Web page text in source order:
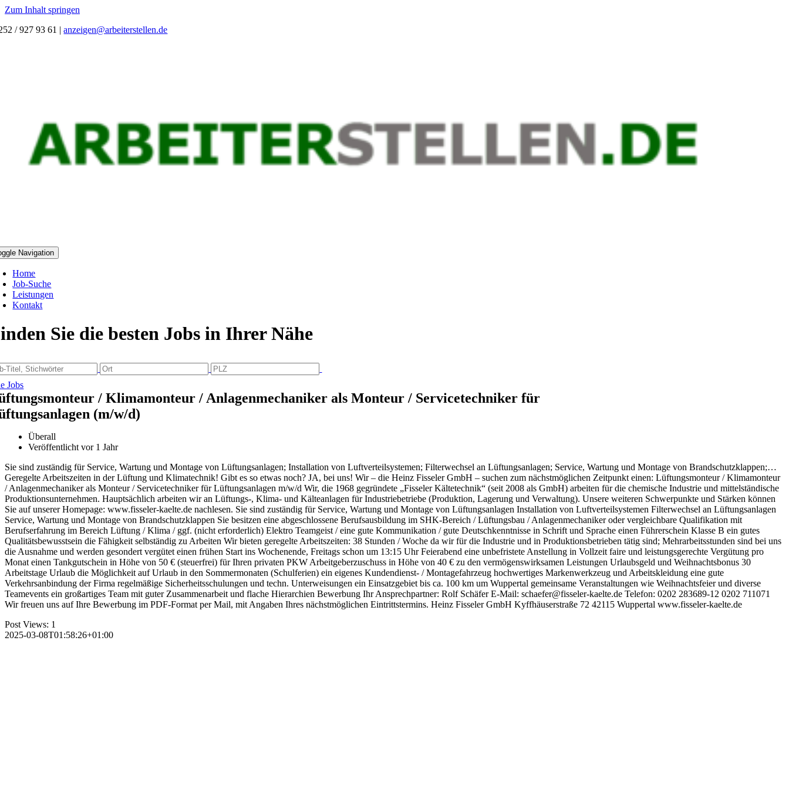
Zum Inhalt springen
/ 927 93 61 |anzeigen@arbeiterstellen.de
Navigation
Home
Job-Suche
Leistungen
Kontakt
Sie die besten Jobs in Ihrer Nähe
Jobs
/ Klimamonteur / Anlagenmechaniker als Monteur / Servicetechniker für
(m/w/d)
Überall
Veröffentlicht vor 1 Jahr
Sie sind zuständig für Service, Wartung und Montage von Lüftungsanlagen; Installation von Luftverteilsystemen; Filterwechsel an Lüftungsanlagen; Service, Wartung und Montage von Brandschutzklappen;…
Geregelte Arbeitszeiten in der Lüftung und Klimatechnik! Gibt es so etwas noch? JA, bei uns! Wir – die Heinz Fisseler GmbH – suchen zum nächstmöglichen Zeitpunkt einen: Lüftungsmonteur / Klimamonteur
/ Anlagenmechaniker als Monteur / Servicetechniker für Lüftungsanlagen m/w/d Wir, die 1968 gegründete „Fisseler Kältetechnik“ (seit 2008 als GmbH) arbeiten für die chemische Industrie und mittelständische
Produktionsunternehmen. Hauptsächlich arbeiten wir an Lüftungs-, Klima- und Kälteanlagen für Industriebetriebe (Produktion, Lagerung und Verwaltung). Unsere weiteren Schwerpunkte und Stärken können
Sie auf unserer Homepage: www.fisseler-kaelte.de nachlesen. Sie sind zuständig für Service, Wartung und Montage von Lüftungsanlagen Installation von Luftverteilsystemen Filterwechsel an Lüftungsanlagen
Service, Wartung und Montage von Brandschutzklappen Sie besitzen eine abgeschlossene Berufsausbildung im SHK-Bereich / Lüftungsbau / Anlagenmechaniker oder vergleichbare Qualifikation mit
Berufserfahrung im Bereich Lüftung / Klima / ggf. (nicht erforderlich) Elektro Teamgeist / eine gute Kommunikation / gute Deutschkenntnisse in Schrift und Sprache einen Führerschein Klasse B ein gutes
Qualitätsbewusstsein die Fähigkeit selbständig zu Arbeiten Wir bieten geregelte Arbeitszeiten: 38 Stunden / Woche da wir für die Industrie und in Produktionsbetrieben tätig sind; Mehrarbeitsstunden sind bei uns
die Ausnahme und werden gesondert vergütet einen frühen Start ins Wochenende, Freitags schon um 13:15 Uhr Feierabend eine unbefristete Anstellung in Vollzeit faire und leistungsgerechte Vergütung pro
Monat einen Tankgutschein in Höhe von 50 € (steuerfrei) für Ihren privaten PKW Arbeitgeberzuschuss in Höhe von 40 € zu den vermögenswirksamen Leistungen Urlaubsgeld und Weihnachtsbonus 30
Arbeitstage Urlaub die Möglichkeit auf Urlaub in den Sommermonaten (Schulferien) ein eigenes Kundendienst- / Montagefahrzeug hochwertiges Markenwerkzeug und Arbeitskleidung eine gute
Verkehrsanbindung der Firma regelmäßige Sicherheitsschulungen und techn. Unterweisungen ein Einsatzgebiet bis ca. 100 km um Wuppertal gemeinsame Veranstaltungen wie Weihnachtsfeier und diverse
Teamevents ein großartiges Team mit guter Zusammenarbeit und flache Hierarchien Bewerbung Ihr Ansprechpartner: Rolf Schäfer E-Mail: schaefer@fisseler-kaelte.de Telefon: 0202 283689-12 0202 711071
Wir freuen uns auf Ihre Bewerbung im PDF-Format per Mail, mit Angaben Ihres nächstmöglichen Eintrittstermins. Heinz Fisseler GmbH Kyffhäuserstraße 72 42115 Wuppertal www.fisseler-kaelte.de
Post Views: 1
2025-03-08T01:58:26+01:00